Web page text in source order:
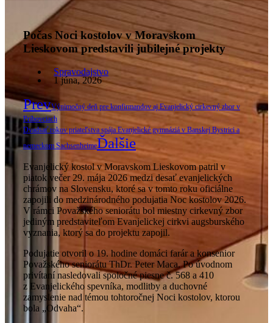
Počas Noci kostolov v Moravskom
Lieskovom predstavili jubilejné projekty
Spravodajstvo
1 júna, 2026
PrevVýnimočný deň pre konfirmandov aj Evanjelický cirkevný zbor v
Príbovciach
Dvadsať rokov priateľstva spája Evanjelické gymnáziá v Banskej Bystrici a
nemeckom SachsenheimeĎalšie
Evanjelický kostol v Moravskom Lieskovom patril v
piatok večer 29. mája 2026 medzi desať evanjelických
chrámov na Slovensku, ktoré sa v tomto roku oficiálne
zapojili do medzinárodného podujatia Noc kostolov 2026.
V rámci Považského seniorátu bol miestny cirkevný zbor
jediným predstaviteľom Evanjelickej cirkvi augsburského
vyznania, ktorý sa do projektu zapojil.
Podujatie otvoril o 19. hodine domáci farár a konsenior
Považského seniorátu ThDr. Peter Maca. Po úvodnom
privítaní nasledovali spoločné piesne č. 568 a 410
z Evanjelického spevníka, modlitby a duchovné
zamyslenie nad témou tohtoročnej Noci kostolov, ktorou
bola „Odvaha“.